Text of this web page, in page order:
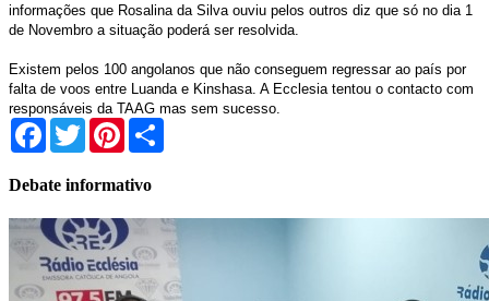
informações que Rosalina da Silva ouviu pelos outros diz que só no dia 1
de Novembro a situação poderá ser resolvida.
Existem pelos 100 angolanos que não conseguem regressar ao país por
falta de voos entre Luanda e Kinshasa. A Ecclesia tentou o contacto com
responsáveis da TAAG mas sem sucesso.
Facebook
TwitterPinterest
Debate informativo